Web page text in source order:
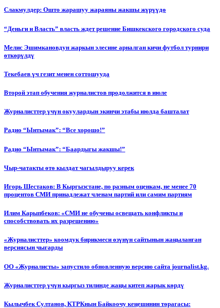
Слакмулдер: Ошто жарашуу жараяны жакшы жүрүүдө
“Деньги и Власть” власть ждет решение Бишкекского городского суда
Мелис Эшимкановдун жаркын элесине арналган кичи футбол турнири
өткөрүлдү
Текебаев үч гезит менен соттошууда
Второй этап обучения журналистов продолжится в июле
Журналисттер үчүн окуулардын экинчи этабы июлда башталат
Радио “Ынтымак”: “Все хорошо!”
Радио “Ынтымак”: “Баардыгы жакшы!”
Чыр-чатакты өтө кылдат чагылдыруу керек
Игорь Шестаков: В Кыргызстане, по разным оценкам, не менее 70
процентов СМИ принадлежат членам партий или самим партиям
Илим Карыпбеков: «СМИ не обучены освещать конфликты и
способствовать их разрешению»
«Журналисттер» коомдук бирикмеси өзүнүн сайтынын жаңыланган
версиясын чыгарды
ОО «Журналисты» запустило обновленную версию сайта journalist.kg.
Журналисттер үчүн кыргыз тилинде жаңы китеп жарык көрдү
Кылычбек Султанов, КТРКнын Байкоочу кеңешинин төрагасы: